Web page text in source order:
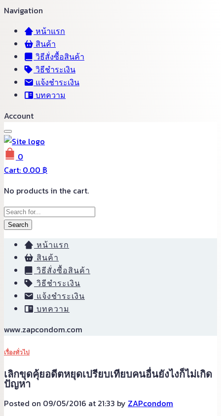
Navigation
หน้าแรก
สินค้า
วิธีสั่งซื้อสินค้า
วิธีชำระเงิน
แจ้งชำระเงิน
บทความ
Account
0
Cart: 0.00 ฿
No products in the cart.
Search
หน้าแรก
สินค้า
วิธีสั่งซื้อสินค้า
วิธีชำระเงิน
แจ้งชำระเงิน
บทความ
www.zapcondom.com
เรื่องทั่วไป
เลิกขุดคุ้ยอดีตหยุดเปรียบเทียบคนอื่นยังไงก็ไม่เกิด
ปัญหา
Posted on 09/05/2016 at 21:33 by ZAPcondom